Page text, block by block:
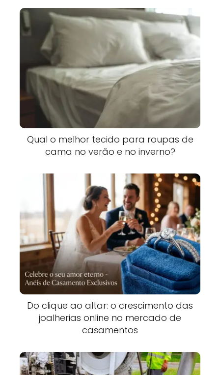
Qual o melhor tecido para roupas de
cama no verão e no inverno?
Do clique ao altar: o crescimento das
joalherias online no mercado de
casamentos